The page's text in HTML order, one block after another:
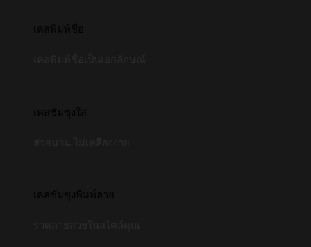
เคสพิมพ์ชื่อ
เคสซัมซุงใส
เคสซัมซุงพิมพ์ลาย